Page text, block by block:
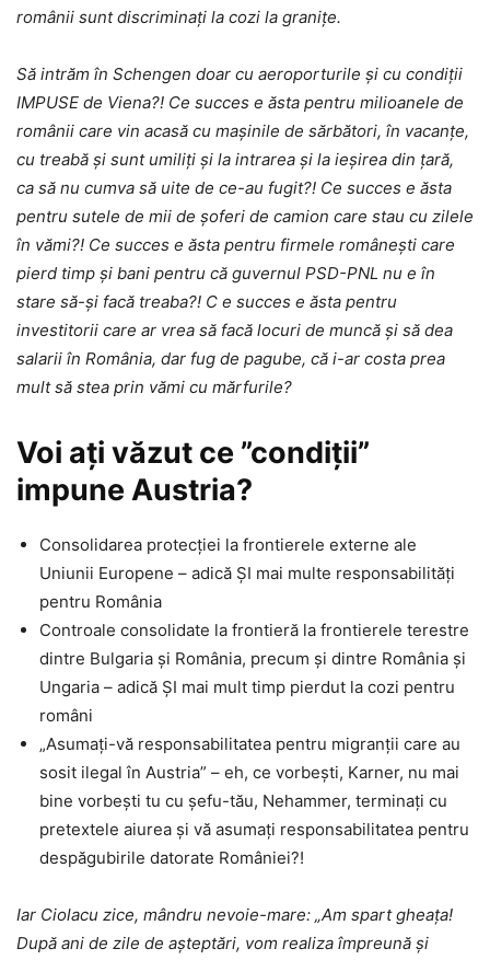
românii sunt discriminați la cozi la granițe.
Să intrăm în Schengen doar cu aeroporturile și cu condiții
IMPUSE de Viena?! Ce succes e ăsta pentru milioanele de
românii care vin acasă cu mașinile de sărbători, în vacanțe,
cu treabă și sunt umiliți și la intrarea și la ieșirea din țară,
ca să nu cumva să uite de ce-au fugit?! Ce succes e ăsta
pentru sutele de mii de șoferi de camion care stau cu zilele
în vămi?! Ce succes e ăsta pentru firmele românești care
pierd timp și bani pentru că guvernul PSD-PNL nu e în
stare să-și facă treaba?! C e succes e ăsta pentru
investitorii care ar vrea să facă locuri de muncă și să dea
salarii în România, dar fug de pagube, că i-ar costa prea
mult să stea prin vămi cu mărfurile?
Voi ați văzut ce ”condiții”
impune Austria?
Consolidarea protecției la frontierele externe ale
Uniunii Europene – adică ȘI mai multe responsabilități
pentru România
Controale consolidate la frontieră la frontierele terestre
dintre Bulgaria și România, precum și dintre România și
Ungaria – adică ȘI mai mult timp pierdut la cozi pentru
români
„Asumați-vă responsabilitatea pentru migranții care au
sosit ilegal în Austria” – eh, ce vorbești, Karner, nu mai
bine vorbești tu cu șefu-tău, Nehammer, terminați cu
pretextele aiurea și vă asumați responsabilitatea pentru
despăgubirile datorate României?!
Iar Ciolacu zice, mândru nevoie-mare: „Am spart gheața!
După ani de zile de așteptări, vom realiza împreună și